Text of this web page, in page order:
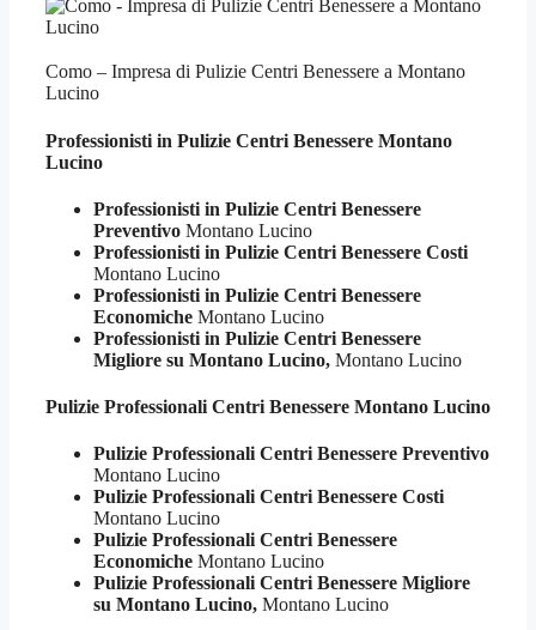
Como – Impresa di Pulizie Centri Benessere a Montano
Lucino
Professionisti in Pulizie Centri Benessere Montano
Lucino
Professionisti in Pulizie Centri Benessere
Preventivo Montano Lucino
Professionisti in Pulizie Centri Benessere Costi
Montano Lucino
Professionisti in Pulizie Centri Benessere
Economiche Montano Lucino
Professionisti in Pulizie Centri Benessere
Migliore su Montano Lucino, Montano Lucino
Pulizie Professionali Centri Benessere Montano Lucino
Pulizie Professionali Centri Benessere Preventivo
Montano Lucino
Pulizie Professionali Centri Benessere Costi
Montano Lucino
Pulizie Professionali Centri Benessere
Economiche Montano Lucino
Pulizie Professionali Centri Benessere Migliore
su Montano Lucino, Montano Lucino